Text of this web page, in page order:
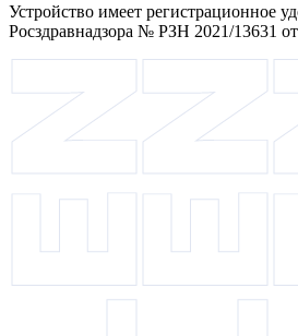
Устройство имеет регистрационное
Росздравнадзора № РЗН 2021/13631